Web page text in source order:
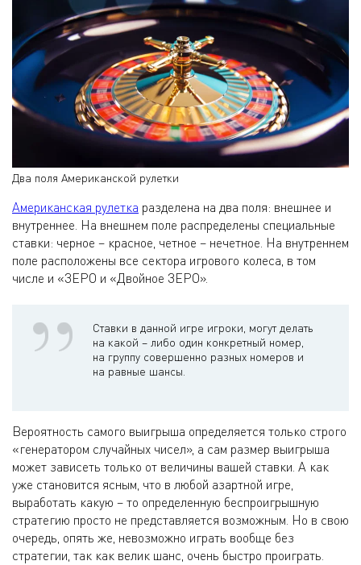
Два поля Американской рулетки
Американская рулетка разделена на два поля: внешнее и
внутреннее. На внешнем поле распределены специальные
ставки: черное – красное, четное – нечетное. На внутреннем
поле расположены все сектора игрового колеса, в том
числе и «ЗЕРО и «Двойное ЗЕРО».
Ставки в данной игре игроки, могут делать
на какой – либо один конкретный номер,
на группу совершенно разных номеров и
на равные шансы.
Вероятность самого выигрыша определяется только строго
«генератором случайных чисел», а сам размер выигрыша
может зависеть только от величины вашей ставки. А как
уже становится ясным, что в любой азартной игре,
выработать какую – то определенную беспроигрышную
стратегию просто не представляется возможным. Но в свою
очередь, опять же, невозможно играть вообще без
стратегии, так как велик шанс, очень быстро проиграть.